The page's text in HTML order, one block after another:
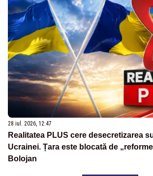
28 iul. 2026, 12:47
Realitatea PLUS cere desecretizarea
Ucrainei. Țara este blocată de
Bolojan